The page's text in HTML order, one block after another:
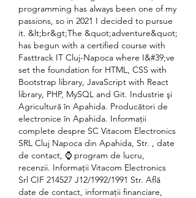
programming has always been one of my
passions, so in 2021 I decided to pursue
it. &lt;br&gt;The &quot;adventure&quot;
has begun with a certified course with
Fasttrack IT Cluj-Napoca where I&#39;ve
set the foundation for HTML, CSS with
Bootstrap library, JavaScript with React
library, PHP, MySQL and Git. Industrie şi
Agricultură în Apahida. Producători de
electronice în Apahida. Informaţii
complete despre SC Vitacom Electronics
SRL Cluj Napoca din Apahida, Str. , date
de contact, ⌚ program de lucru,
recenzii. Informaţii Vitacom Electronics
Srl CIF 214527 J12/1992/1991 Str. Află
date de contact, informaţii financiare,